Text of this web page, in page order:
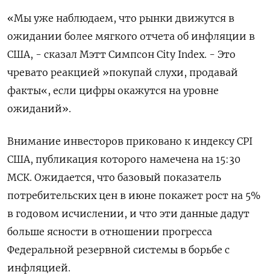
«Мы уже наблюдаем, что рынки движутся в
ожидании более мягкого отчета об инфляции в
США, - сказал Мэтт Симпсон City Index. - Это
чревато реакцией »покупай слухи, продавай
факты«, если цифры окажутся на уровне
ожиданий».
Внимание инвесторов приковано к индексу CPI
США, публикация которого намечена на 15:30
МСК. Ожидается, что базовый показатель
потребительских цен в июне покажет рост на 5%
в годовом исчислении, и что эти данные дадут
больше ясности в отношении прогресса
Федеральной резервной системы в борьбе с
инфляцией.